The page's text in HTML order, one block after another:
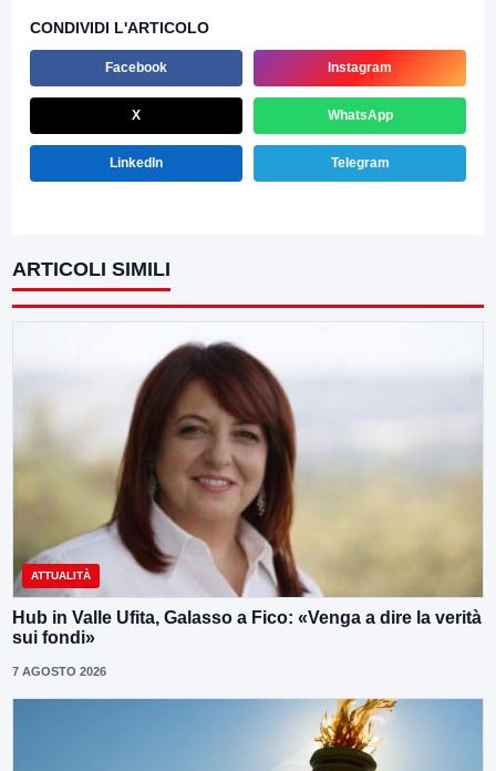
CONDIVIDI L'ARTICOLO
Facebook Instagram
X WhatsApp
LinkedIn Telegram
ARTICOLI SIMILI
ATTUALITÀ
Hub in Valle Ufita, Galasso a Fico: «Venga a dire la verità
sui fondi»
7 AGOSTO 2026